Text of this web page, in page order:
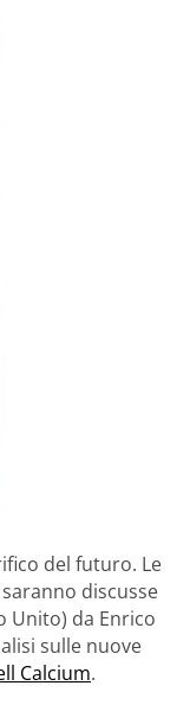
del futuro. Le
discusse
Unito) da Enrico
sulle nuove
Calcium.